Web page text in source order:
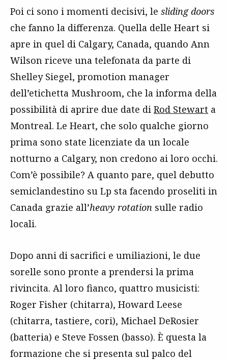
Poi ci sono i momenti decisivi, le sliding doors
che fanno la differenza. Quella delle Heart si
apre in quel di Calgary, Canada, quando Ann
Wilson riceve una telefonata da parte di
Shelley Siegel, promotion manager
dell’etichetta Mushroom, che la informa della
possibilità di aprire due date di Rod Stewart a
Montreal. Le Heart, che solo qualche giorno
prima sono state licenziate da un locale
notturno a Calgary, non credono ai loro occhi.
Com’è possibile? A quanto pare, quel debutto
semiclandestino su Lp sta facendo proseliti in
Canada grazie all’heavy rotation sulle radio
locali.
Dopo anni di sacrifici e umiliazioni, le due
sorelle sono pronte a prendersi la prima
rivincita. Al loro fianco, quattro musicisti:
Roger Fisher (chitarra), Howard Leese
(chitarra, tastiere, cori), Michael DeRosier
(batteria) e Steve Fossen (basso). È questa la
formazione che si presenta sul palco del